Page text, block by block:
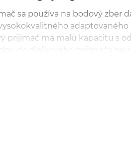
sa používa na bodový zber
prijímač má malú kapacitu s
sifónové prekážky, ktoré
a tiež vedro na zber odpadu,